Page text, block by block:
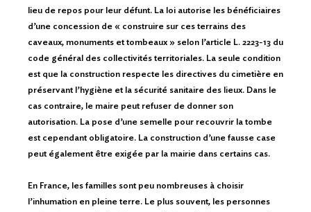
lieu de repos pour leur défunt. La loi autorise les bénéficiaires
d’une concession de « construire sur ces terrains des
caveaux, monuments et tombeaux » selon l’article L. 2223-13 du
code général des collectivités territoriales. La seule condition
est que la construction respecte les directives du cimetière en
préservant l’hygiène et la sécurité sanitaire des lieux. Dans le
cas contraire, le maire peut refuser de donner son
autorisation. La pose d’une semelle pour recouvrir la tombe
est cependant obligatoire. La construction d’une fausse case
peut également être exigée par la mairie dans certains cas.
En France, les familles sont peu nombreuses à choisir
l’inhumation en pleine terre. Le plus souvent, les personnes